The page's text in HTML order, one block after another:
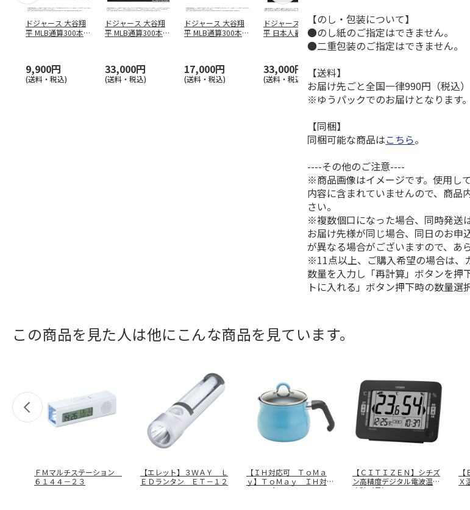
ドジャース 大谷翔
平 MLB通算300本塁
9,900円
(送料・税込)
ドジャース 大谷翔
平 MLB通算300本塁
33,000円
(送料・税込)
ドジャース 大谷翔
平 MLB通算300本塁
17,000円
(送料・税込)
ドジャース 大谷翔
平 日本人最多53試
合連続出塁記念 ダ
33,000円
(送料・税込)
MLB ドジャース 大
谷翔平 2026 NL 3・
4月投手…
平 日本人最多
合連続出塁記
イ…
【のし・包装について】
●のし紙のご指定はできません。
●二重包装のご指定はできません。
【送料】
お届け先ごと全国一律990円（税込）
※ゆうパックでのお届けとなります。
【同梱】
同梱可能な商品はこちら。
----その他のご注意----
※商品画像はイメージです。使用し
内容に含まれていませんので、商品
さい。
※複数個口になった場合、同時発送
お届け先様が同じ場合、同日のお申
が異なる場合がございますので、あ
※11点以上、ご購入希望の場合は、
数量を入力し「再計算」ボタンを押
トに入れる」ボタン押下時の数量選
この商品を見た人は他にこんな商品を見ています。
ＦＭマルチステーション
６１４４－２３
【エレット】３ＷＡＹ Ｌ
ＥＤランタン ＥＴ－１２
【ＩＨ対応可 ＴｏＭａ
ｙ】ＴｏＭａｙ ＩＨ対応
マルチポット
【ＣＩＴＩＺＥＮ】シチズ
ン高精度デジタル電波温湿
度計（黒）
Ｘ